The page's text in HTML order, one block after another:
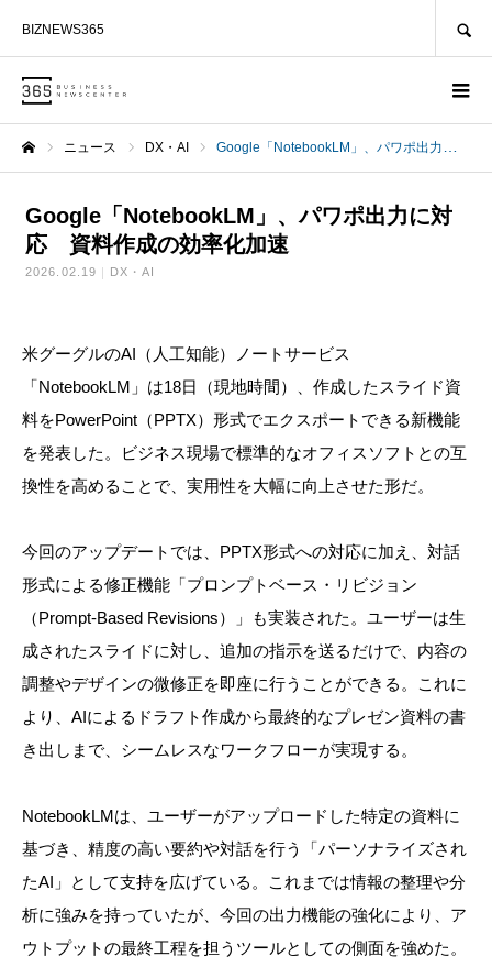
BIZNEWS365
ニュース DX・AI Google「NotebookLM」、パワポ出力に対応 資料作成の効率化加速
Google「NotebookLM」、パワポ出力に対
応 資料作成の効率化加速
2026.02.19 DX・AI
米グーグルのAI（人工知能）ノートサービス
「NotebookLM」は18日（現地時間）、作成したスライド資
料をPowerPoint（PPTX）形式でエクスポートできる新機能
を発表した。ビジネス現場で標準的なオフィスソフトとの互
換性を高めることで、実用性を大幅に向上させた形だ。
今回のアップデートでは、PPTX形式への対応に加え、対話
形式による修正機能「プロンプトベース・リビジョン
（Prompt-Based Revisions）」も実装された。ユーザーは生
成されたスライドに対し、追加の指示を送るだけで、内容の
調整やデザインの微修正を即座に行うことができる。これに
より、AIによるドラフト作成から最終的なプレゼン資料の書
き出しまで、シームレスなワークフローが実現する。
NotebookLMは、ユーザーがアップロードした特定の資料に
基づき、精度の高い要約や対話を行う「パーソナライズされ
たAI」として支持を広げている。これまでは情報の整理や分
析に強みを持っていたが、今回の出力機能の強化により、ア
ウトプットの最終工程を担うツールとしての側面を強めた。